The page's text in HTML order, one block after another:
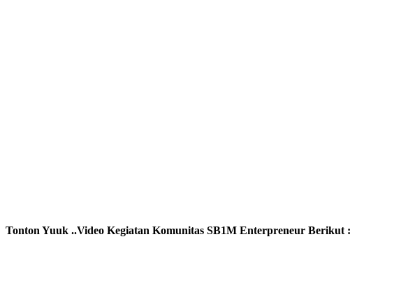
Tonton Yuuk ..Video Kegiatan Komunitas SB1M Enterpreneur Berikut :